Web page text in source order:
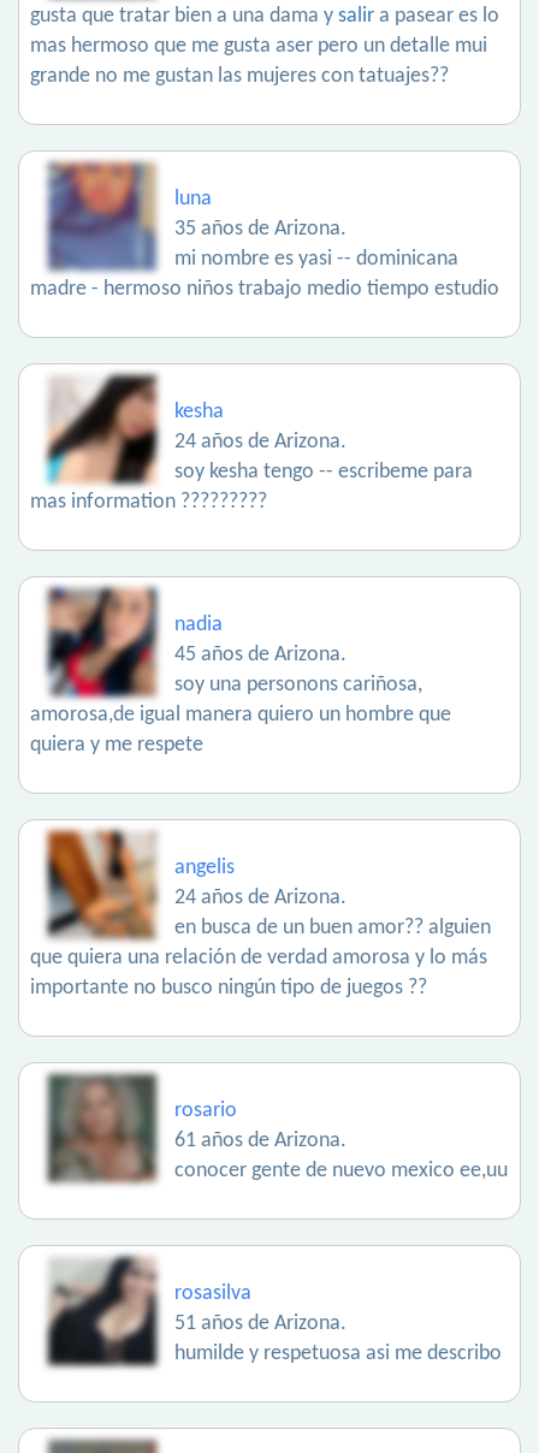
gusta que tratar bien a una dama y salir a pasear es lo
mas hermoso que me gusta aser pero un detalle mui
grande no me gustan las mujeres con tatuajes??
luna
35 años de Arizona.
mi nombre es yasi -- dominicana
madre - hermoso niños trabajo medio tiempo estudio
kesha
24 años de Arizona.
soy kesha tengo -- escribeme para
mas information ?????????
nadia
45 años de Arizona.
soy una personons cariñosa,
amorosa,de igual manera quiero un hombre que
quiera y me respete
angelis
24 años de Arizona.
en busca de un buen amor?? alguien
que quiera una relación de verdad amorosa y lo más
importante no busco ningún tipo de juegos ??
rosario
61 años de Arizona.
conocer gente de nuevo mexico ee,uu
rosasilva
51 años de Arizona.
humilde y respetuosa asi me describo